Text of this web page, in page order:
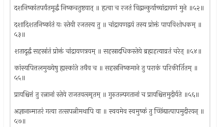
दशनिष्कांतपर्यंतमूर्द्धं निष्कचतुष्टयात् ॥ हृत्वा च रजतं विद्वान्कुर्याच्चांद्रायणं मुने ॥५२॥
दशादिशतनिष्कांतं यः स्तेयी रजतस्य तु ॥ चांद्रायणद्वयं तस्य प्रोक्तं पापविशोधकम् ॥
५३॥
शतादूर्द्धं सहस्रांतं प्रोक्तं चांद्रायणत्रयम् ॥ सहस्रादधिकस्तेये ब्रह्महत्याव्रतं चरेत् ॥५४॥
कांस्यपित्तलमुख्येषु ह्यस्कांते तथैव च ॥ सहस्रनिष्कमाने तु पराकं परिकीर्तितम् ॥
५५॥
प्रायश्चित्तं तु रत्नानां स्तेये राजतवत्स्मृतम् ॥ गुरुतल्पगतानां च प्रायश्चित्तमुदीर्यते ॥५६॥
अज्ञानान्मातरं गत्वा तत्सपत्नीमथापि वा ॥ स्वयमेव स्वमुष्कं तु च्छिंद्यात्पापमुदीरयन् ॥
५७॥